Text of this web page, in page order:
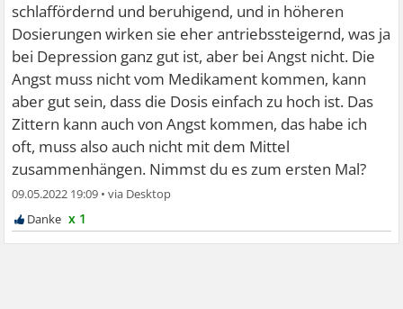
schlaffördernd und beruhigend, und in höheren
Dosierungen wirken sie eher antriebssteigernd, was ja
bei Depression ganz gut ist, aber bei Angst nicht. Die
Angst muss nicht vom Medikament kommen, kann
aber gut sein, dass die Dosis einfach zu hoch ist. Das
Zittern kann auch von Angst kommen, das habe ich
oft, muss also auch nicht mit dem Mittel
zusammenhängen. Nimmst du es zum ersten Mal?
09.05.2022 19:09 •
x 1